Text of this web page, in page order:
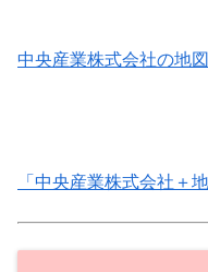
中央産業株式会社の地
「中央産業株式会社＋